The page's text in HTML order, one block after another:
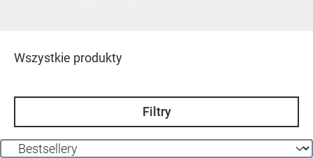
Wszystkie produkty
Filtry